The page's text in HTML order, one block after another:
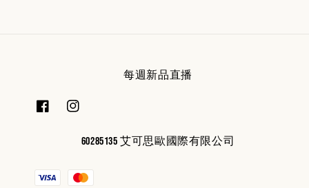
每週新品直播
60285135 艾可思歐國際有限公司